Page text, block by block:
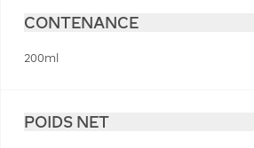
CONTENANCE
200ml
POIDS NET